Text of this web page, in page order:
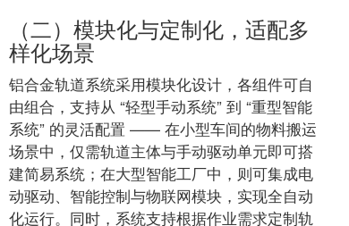
（二）模块化与定制化，适配多
样化场景
铝合金轨道系统采用模块化设计，各组件可自
由组合，支持从 “轻型手动系统” 到 “重型智能
系统” 的灵活配置 —— 在小型车间的物料搬运
场景中，仅需轨道主体与手动驱动单元即可搭
建简易系统；在大型智能工厂中，则可集成电
动驱动、智能控制与物联网模块，实现全自动
化运行。同时，系统支持根据作业需求定制轨